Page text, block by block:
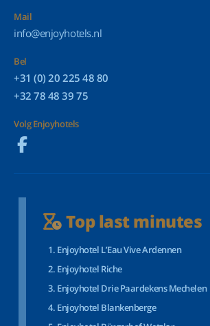
Mail
info@enjoyhotels.nl
Bel
+31 (0) 20 225 48 80
+32 78 48 39 75
Volg Enjoyhotels
Top last minutes
Enjoyhotel L’Eau Vive Ardennen
Enjoyhotel Riche
Enjoyhotel Drie Paardekens Mechelen
Enjoyhotel Blankenberge